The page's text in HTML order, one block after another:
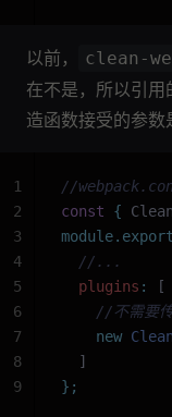
以前， clean-
在不是，所以引
造函数接受的参数
//
const {
  //...
  plugins
:
[
//不需要
    new
  ]
};
1
2
3
4
5
6
7
8
9